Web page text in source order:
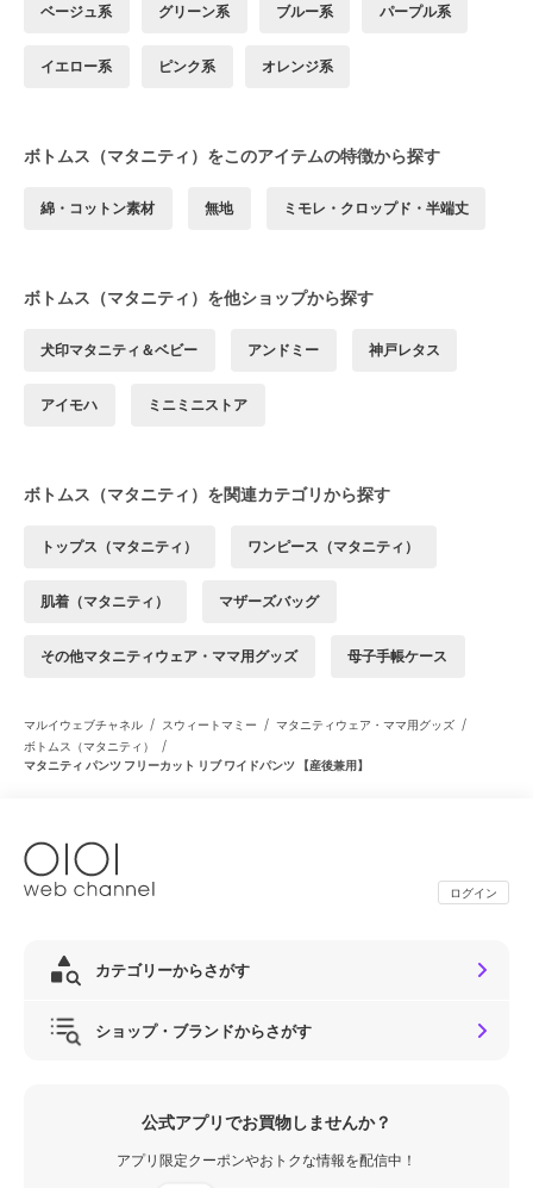
ベージュ系 グリーン系 ブルー系 パープル系
イエロー系 ピンク系 オレンジ系
ボトムス（マタニティ）をこのアイテムの特徴から探す
綿・コットン素材 無地 ミモレ・クロップド・半端丈
ボトムス（マタニティ）を他ショップから探す
犬印マタニティ＆ベビー アンドミー 神戸レタス
アイモハ ミニミニストア
ボトムス（マタニティ）を関連カテゴリから探す
トップス（マタニティ） ワンピース（マタニティ）
肌着（マタニティ） マザーズバッグ
その他マタニティウェア・ママ用グッズ 母子手帳ケース
マルイウェブチャネル / スウィートマミー / マタニティウェア・ママ用グッズ /
ボトムス（マタニティ） /
マタニティ パンツ フリーカット リブ ワイドパンツ 【産後兼用】
ログイン
カテゴリーからさがす
ショップ・ブランドからさがす
公式アプリでお買物しませんか？
アプリ限定クーポンやおトクな情報を配信中！